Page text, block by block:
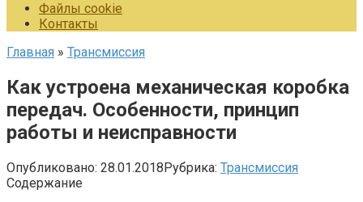
Файлы cookie
Контакты
Главная » Трансмиссия
Как устроена механическая коробка
передач. Особенности, принцип
работы и неисправности
Опубликовано: 28.01.2018Рубрика: Трансмиссия
Содержание